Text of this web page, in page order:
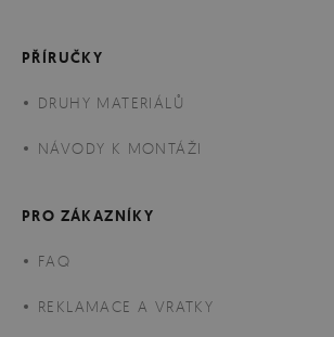
PŘÍRUČKY
DRUHY MATERIÁLŮ
NÁVODY K MONTÁŽI
PRO ZÁKAZNÍKY
FAQ
REKLAMACE A VRATKY